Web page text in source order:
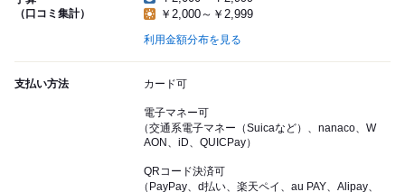
（口コミ集計）
￥2,000～￥2,999
利用金額分布を見る
支払い方法 カード可
電子マネー可
（交通系電子マネー（Suicaなど）、nanaco、W
AON、iD、QUICPay）
QRコード決済可
（PayPay、d払い、楽天ペイ、au PAY、Alipay、